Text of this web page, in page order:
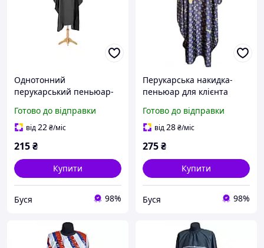
Однотонний
перукарський пеньюар-
Готово до відправки
від22₴/міс
215₴
Купити
Буся 98%
Перукарська накидка-
пеньюар для клієнта
водостійкий нейлон
155х145 см
Готово до відправки
від28₴/міс
275₴
Купити
Буся 98%